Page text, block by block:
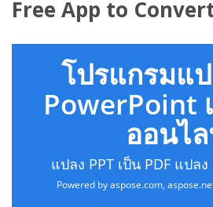
Free App to